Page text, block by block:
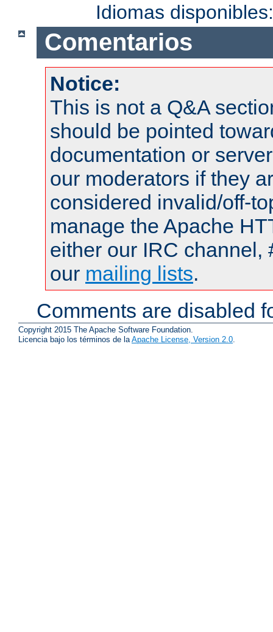
Idiomas
Comentarios
Notice:
This is not a Q&A
should be pointed
documentation or
our moderators if they
considered invalid/off-
manage the Apache
either our IRC channel,
our mailing lists.
Comments are disabled
Copyright 2015 The Apache Software Foundation.
Licencia bajo los términos de la Apache License, Version 2.0